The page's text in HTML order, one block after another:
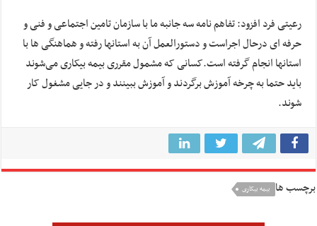
رعیتی فرد افزود: تفاهم نامه سه جانبه ما با سازمان تامین اجتماعی و فنی و
حرفه ای درحال اجراست و دستورالعمل آن به استانها رفته و هماهنگی ها با
استانها انجام گرفته است.کسانی که مشمول مقرری بیمه بیکاری می‌شوند
باید حتما به چرخه آموزش برگردند و آموزش ببینند و در جایی مشغول کار
شوند.
برچسب ها بیمه بیکاری